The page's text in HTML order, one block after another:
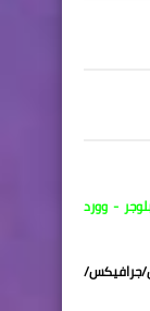
- وورد
/جرافيكس/